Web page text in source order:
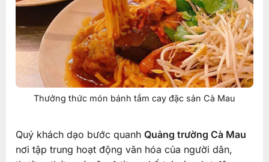
Thưởng thức món bánh tầm cay đặc sản Cà Mau
Quý khách dạo bước quanh Quảng trường Cà Mau
nơi tập trung hoạt động văn hóa của người dân,